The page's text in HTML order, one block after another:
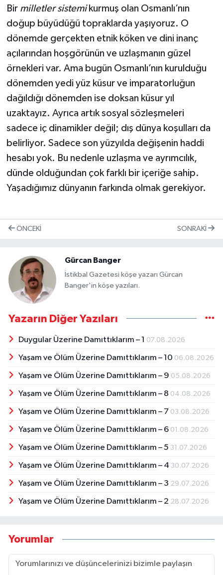
Bir milletler sistemikurmuş olan Osmanlı’nın
doğup büyüdüğü topraklarda yaşıyoruz. O
dönemde gerçekten etnik köken ve dini inanç
açılarından hoşgörünün ve uzlaşmanın güzel
örnekleri var. Ama bugün Osmanlı’nın kurulduğu
dönemden yedi yüz küsur ve imparatorluğun
dağıldığı dönemden ise doksan küsur yıl
uzaktayız. Ayrıca artık sosyal sözleşmeleri
sadece iç dinamikler değil; dış dünya koşulları da
belirliyor. Sadece son yüzyılda değişenin haddi
hesabı yok. Bu nedenle uzlaşma ve ayrımcılık,
dünde olduğundan çok farklı bir içeriğe sahip.
Yaşadığımız dünyanın farkında olmak gerekiyor.
ÖNCEKI SONRAKI
Gürcan Banger
İstikbal Gazetesi köşe yazarı Gürcan
Banger'in köşe yazıları.
Yazarın Diğer Yazıları
Duygular Üzerine Damıttıklarım – 1 07.08.2026
Yaşam ve Ölüm Üzerine Damıttıklarım – 10 06.08.2026
Yaşam ve Ölüm Üzerine Damıttıklarım – 9 05.08.2026
Yaşam ve Ölüm Üzerine Damıttıklarım – 8 04.08.2026
Yaşam ve Ölüm Üzerine Damıttıklarım – 7 03.08.2026
Yaşam ve Ölüm Üzerine Damıttıklarım – 6 01.08.2026
Yaşam ve Ölüm Üzerine Damıttıklarım – 5 31.07.2026
Yaşam ve Ölüm Üzerine Damıttıklarım – 4 30.07.2026
Yaşam ve Ölüm Üzerine Damıttıklarım – 3 29.07.2026
Yaşam ve Ölüm Üzerine Damıttıklarım – 2 28.07.2026
Yorumlar